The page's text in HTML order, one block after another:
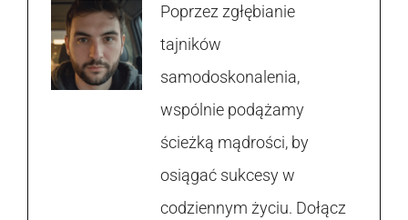
Poprzez zgłębianie
tajników
samodoskonalenia,
wspólnie podążamy
ścieżką mądrości, by
osiągać sukcesy w
codziennym życiu. Dołącz